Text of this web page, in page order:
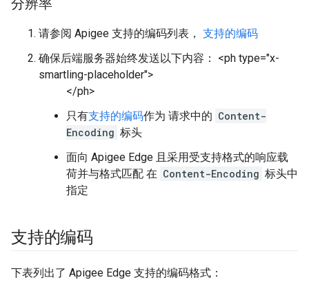
请参阅 Apigee 支持的编码列表， 支持的编码
确保后端服务器始终发送以下内容： <ph type="x-
smartling-placeholder">
</ph>
只有支持的编码作为 请求中的 Content-
Encoding 标头
面向 Apigee Edge 且采用受支持格式的响应载
荷并与格式匹配 在 Content-Encoding 标头中
指定
支持的编码
下表列出了 Apigee Edge 支持的编码格式：